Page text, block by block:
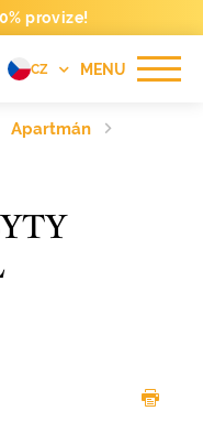
0% provize!
MENU
CZ
Apartmán